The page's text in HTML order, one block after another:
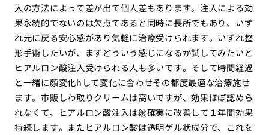
入の方法によって差が出て個人差もあります。注入による効
果永続的でないのは欠点であると同時に長所でもあり、いず
れ元に戻る安心感があり気軽に治療受けられます。いずれ整
形手術したいが、まずどういう感じになるか試してみたいと
ヒアルロン酸注入受けられる人も多いです。そして時間経過
と一緒に顔変化hして変化に合わせその都度最適な治療施せ
ます。市販しわ取りクリームは高いですが、効果ほぼ認めら
れなくて、ヒアルロン酸注入は皴確実に改善して１年間効果
持続します。またヒアルロン酸は透明ゲル状成分で、これを